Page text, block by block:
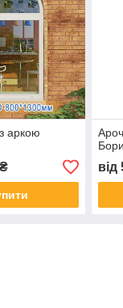
аркою
від